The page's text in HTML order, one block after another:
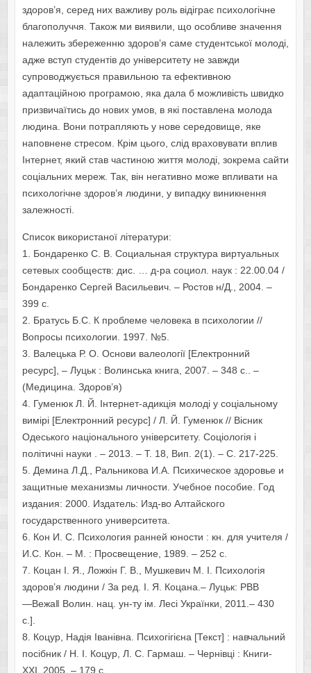
здоров’я, серед них важливу роль відіграє психологічне
благополуччя. Також ми виявили, що особливе значення
належить збереженню здоров’я саме студентської молоді,
адже вступ студентів до університету не завжди
супроводжується правильною та ефективною
адаптаційною програмою, яка дала б можливість швидко
призвичаїтись до нових умов, в які поставлена молода
людина. Вони потрапляють у нове середовище, яке
наповнене стресом. Крім цього, слід враховувати вплив
Інтернет, який став частиною життя молоді, зокрема сайти
соціальних мереж. Так, він негативно може впливати на
психологічне здоров’я людини, у випадку виникнення
залежності.
Список використаної літератури:
1. Бондаренко С. В. Социальная структура виртуальных
сетевых сообществ: дис. … д-ра социол. наук : 22.00.04 /
Бондаренко Сергей Васильевич. – Ростов н/Д., 2004. –
399 с.
2. Братусь Б.С. К проблеме человека в психологии //
Вопросы психологии. 1997. №5.
3. Валецька Р. О. Основи валеології [Електронний
ресурс], – Луцьк : Волинська книга, 2007. – 348 с.. –
(Медицина. Здоров’я)
4. Гуменюк Л. Й. Інтернет-адикція молоді у соціальному
вимірі [Електронний ресурс] / Л. Й. Гуменюк // Вісник
Одеського національного університету. Соціологія і
політичні науки . – 2013. – Т. 18, Вип. 2(1). – С. 217-225.
5. Демина Л.Д., Ральникова И.А. Психическое здоровье и
защитные механизмы личности. Учебное пособие. Год
издания: 2000. Издатель: Изд-во Алтайского
государственного университета.
6. Кон И. С. Психология ранней юности : кн. для учителя /
И.С. Кон. – М. : Просвещение, 1989. – 252 с.
7. Коцан І. Я., Ложкін Г. В., Мушкевич М. І. Психологія
здоров’я людини / За ред. І. Я. Коцана.– Луцьк: РВВ
―Вежа‖ Волин. нац. ун-ту ім. Лесі Українки, 2011.– 430
с.].
8. Коцур, Надія Іванівна. Психогігієна [Текст] : навчальний
посібник / Н. І. Коцур, Л. С. Гармаш. – Чернівці : Книги-
XXI, 2005. – 179 с.